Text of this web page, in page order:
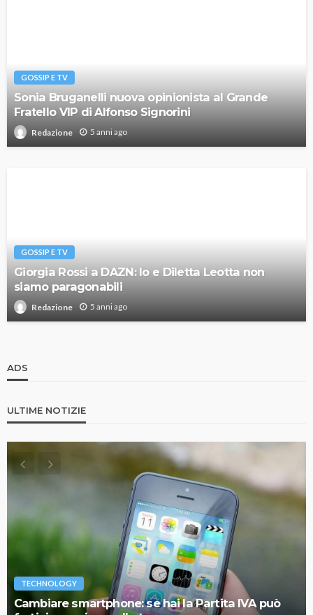
GOSSIP E TV
Sonia Bruganelli nuova opinionista al Grande
Fratello VIP di Alfonso Signorini
Redazione 5 anni ago
GOSSIP E TV
Giorgia Rossi a DAZN: Io e Diletta Leotta non
siamo paragonabili
Redazione 5 anni ago
ADS
ULTIME NOTIZIE
TECHNOLOGY
Cambiare smartphone: se hai la Partita IVA può